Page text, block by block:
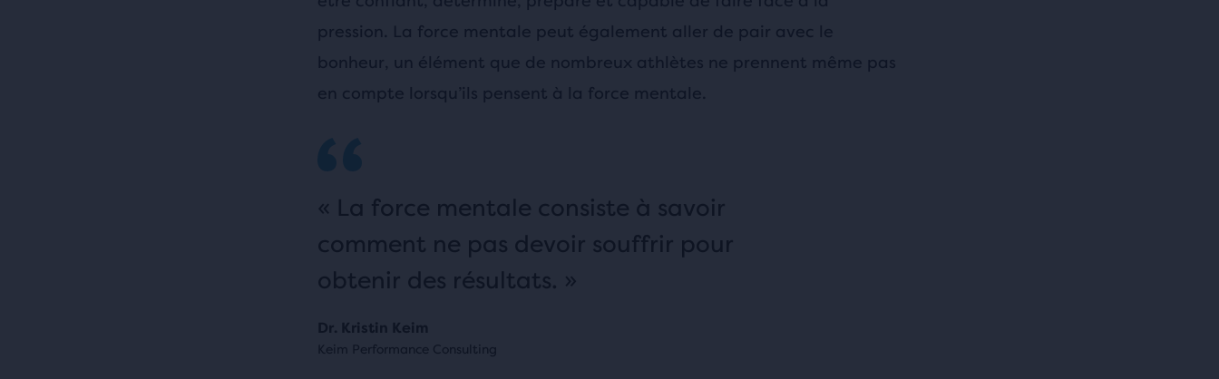
pression. La force mentale peut également aller de pair avec le
bonheur, un élément que de nombreux athlètes ne prennent même pas
en compte lorsqu’ils pensent à la force mentale.
« La force mentale consiste à savoir
comment ne pas devoir souffrir pour
obtenir des résultats. »
Dr. Kristin Keim
Keim Performance Consulting